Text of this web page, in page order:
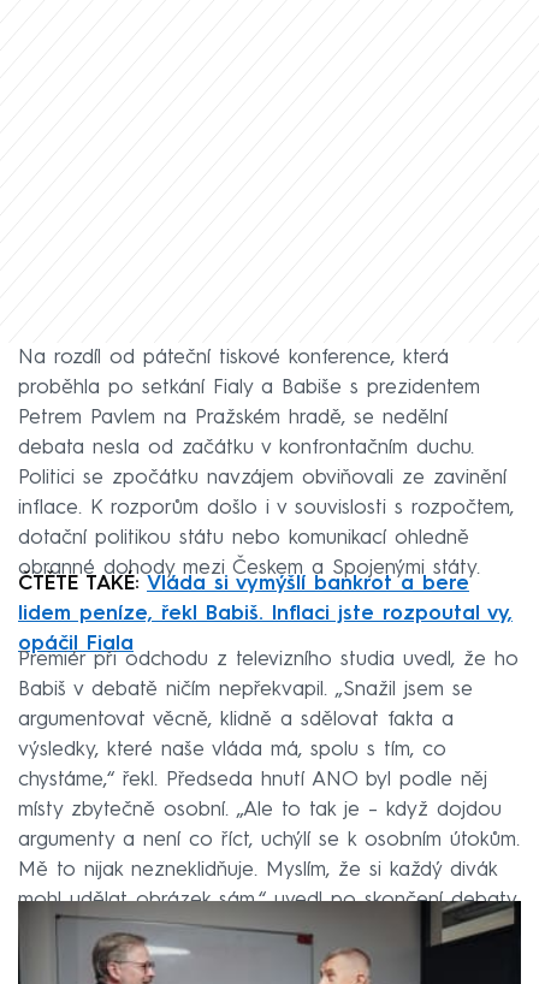
Na rozdíl od páteční tiskové konference, která
proběhla po setkání Fialy a Babiše s prezidentem
Petrem Pavlem na Pražském hradě, se nedělní
debata nesla od začátku v konfrontačním duchu.
Politici se zpočátku navzájem obviňovali ze zavinění
inflace. K rozporům došlo i v souvislosti s rozpočtem,
dotační politikou státu nebo komunikací ohledně
obranné dohody mezi Českem a Spojenými státy.
ČTĚTE TAKÉ: Vláda si vymýšlí bankrot a bere
lidem peníze, řekl Babiš. Inflaci jste rozpoutal vy,
opáčil Fiala
Premiér při odchodu z televizního studia uvedl, že ho
Babiš v debatě ničím nepřekvapil. „Snažil jsem se
argumentovat věcně, klidně a sdělovat fakta a
výsledky, které naše vláda má, spolu s tím, co
chystáme,“ řekl. Předseda hnutí ANO byl podle něj
místy zbytečně osobní. „Ale to tak je – když dojdou
argumenty a není co říct, uchýlí se k osobním útokům.
Mě to nijak nezneklidňuje. Myslím, že si každý divák
mohl udělat obrázek sám,“ uvedl po skončení debaty.